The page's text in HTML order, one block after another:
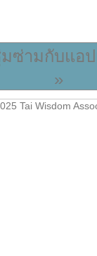
มซ่ามกับแอ
»
Tai Wisdom